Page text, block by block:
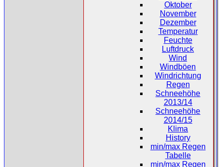
Oktober
November
Dezember
Temperatur
Feuchte
Luftdruck
Wind
Windböen
Windrichtung
Regen
Schneehöhe
2013/14
Schneehöhe
2014/15
Klima
History
min/max Regen
Tabelle
min/max Regen